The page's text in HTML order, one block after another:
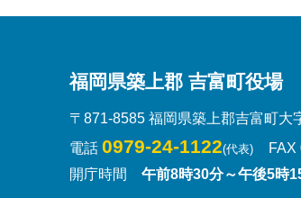
福岡県築上郡 吉富町役場
〒871-8585 福岡県築上郡吉富町大
電話 0979-24-1122(代表)
FAX
開庁時間 午前8時30分～午後5時